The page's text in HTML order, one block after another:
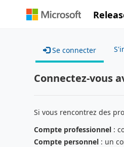
Se connecter
Connectez-vous
Si vous rencontrez des
Compte professionnel :
Compte personnel : un